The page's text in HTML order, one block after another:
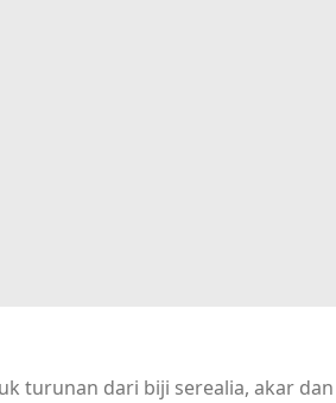
turunan dari biji serealia, akar